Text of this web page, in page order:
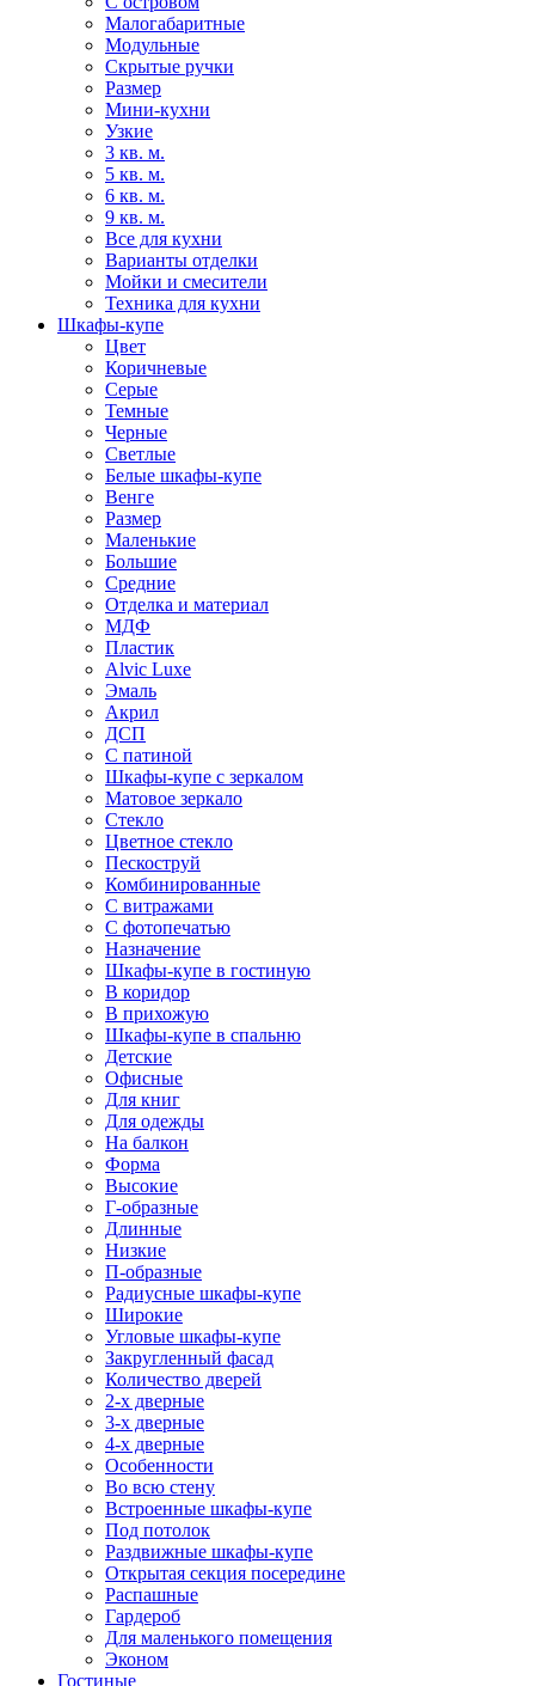
Малогабаритные
Модульные
Скрытые ручки
Размер
Мини-кухни
Узкие
3 кв. м.
5 кв. м.
6 кв. м.
9 кв. м.
Все для кухни
Варианты отделки
Мойки и смесители
Техника для кухни
Шкафы-купе
Цвет
Коричневые
Серые
Темные
Черные
Светлые
Белые шкафы-купе
Венге
Размер
Маленькие
Большие
Средние
Отделка и материал
МДФ
Пластик
Alvic Luxe
Эмаль
Акрил
ДСП
С патиной
Шкафы-купе с зеркалом
Матовое зеркало
Стекло
Цветное стекло
Пескоструй
Комбинированные
С витражами
С фотопечатью
Назначение
Шкафы-купе в гостиную
В коридор
В прихожую
Шкафы-купе в спальню
Детские
Офисные
Для книг
Для одежды
На балкон
Форма
Высокие
Г-образные
Длинные
Низкие
П-образные
Радиусные шкафы-купе
Широкие
Угловые шкафы-купе
Закругленный фасад
Количество дверей
2-х дверные
3-х дверные
4-х дверные
Особенности
Во всю стену
Встроенные шкафы-купе
Под потолок
Раздвижные шкафы-купе
Открытая секция посередине
Распашные
Гардероб
Для маленького помещения
Эконом
Гостиные